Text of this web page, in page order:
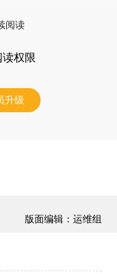
阅读
读权限
升级
版面编辑：运维组